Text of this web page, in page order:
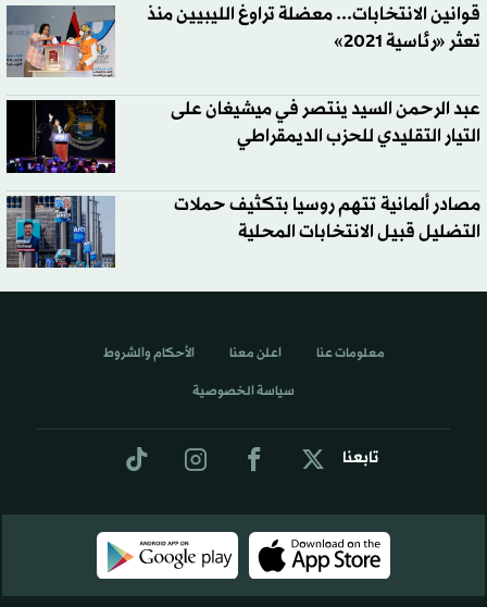
قوانين الانتخابات... معضلة تراوغ الليبيين منذ
تعثر «رئاسية 2021»
عبد الرحمن السيد ينتصر في ميشيغان على
التيار التقليدي للحزب الديمقراطي
مصادر ألمانية تتهم روسيا بتكثيف حملات
التضليل قبيل الانتخابات المحلية
تابعنا
معلومات عنا اعلن معنا الأحكام والشروط
سياسة الخصوصية